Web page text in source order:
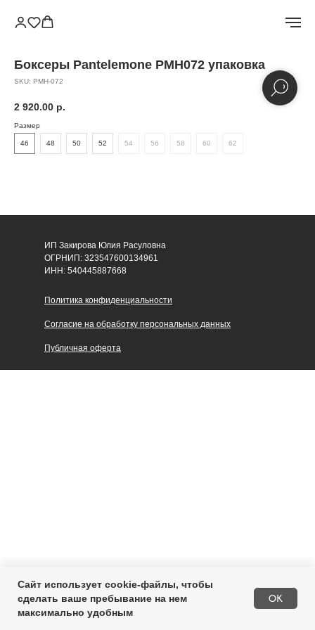
Боксеры Pantelemone PMH072 упаковка
SKU: PMH-072
2 920.00 р.
Размер
46 48 50 52 54 56 58 60 62
Купить
Сайт использует cookie-файлы, чтобы
сделать ваше пребывание на нем
максимально удобным
OK
ИП Закирова Юлия Расуловна
ОГРНИП: 323547600134961
ИНН: 540445887668
Политика конфиденциальности
Согласие на обработку персональных данных
Публичная оферта